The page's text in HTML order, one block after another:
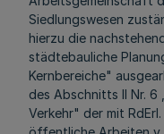
Siedlungswesen
hierzu die
städtebauliche
Kernbereiche"
des Abschnitts II Nr. 6
Verkehr" der mit